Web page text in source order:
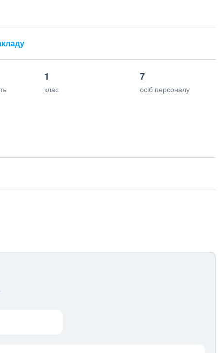
1
клас
7
осіб персоналу